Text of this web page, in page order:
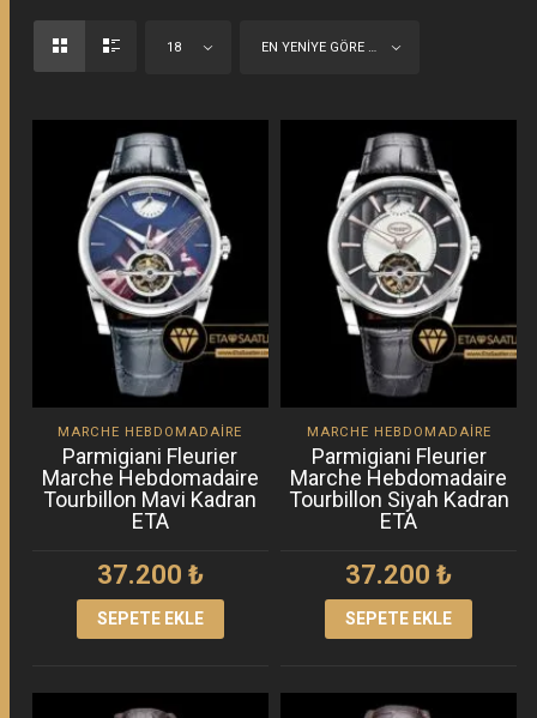
18 EN YENIYE GÖRE SIRALA
MARCHE HEBDOMADAIRE
Parmigiani Fleurier
Marche Hebdomadaire
Tourbillon Mavi Kadran
ETA
37.200 ₺
SEPETE EKLE
MARCHE HEBDOMADAIRE
Parmigiani Fleurier
Marche Hebdomadaire
Tourbillon Siyah Kadran
ETA
37.200₺
SEPETE EKLE